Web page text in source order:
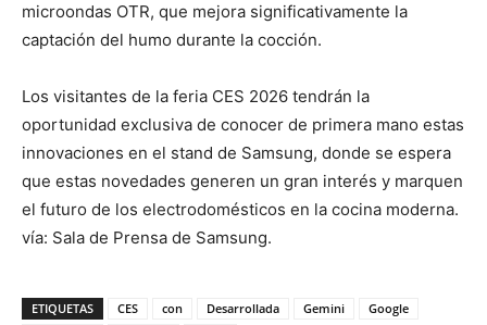
microondas OTR, que mejora significativamente la
captación del humo durante la cocción.
Los visitantes de la feria CES 2026 tendrán la
oportunidad exclusiva de conocer de primera mano estas
innovaciones en el stand de Samsung, donde se espera
que estas novedades generen un gran interés y marquen
el futuro de los electrodomésticos en la cocina moderna.
vía: Sala de Prensa de Samsung.
ETIQUETAS CES con Desarrollada Gemini
Google